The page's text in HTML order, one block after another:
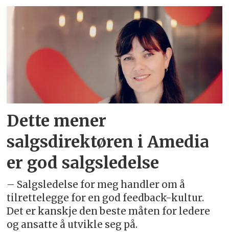
Dette mener
salgsdirektøren i Amedia
er god salgsledelse
– Salgsledelse for meg handler om å
tilrettelegge for en god feedback-kultur.
Det er kanskje den beste måten for ledere
og ansatte å utvikle seg på.